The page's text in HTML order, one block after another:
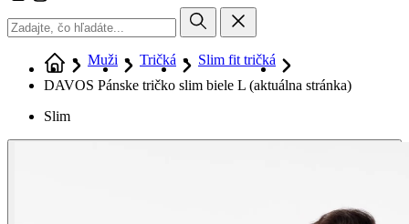
Muži Tričká
Slim fit tričká
DAVOS Pánske tričko slim biele L (aktuálna stránka)
Slim